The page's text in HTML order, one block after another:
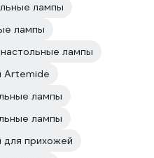
лампы
лампы
лампы
Artemide
лампы
лампы
прихожей